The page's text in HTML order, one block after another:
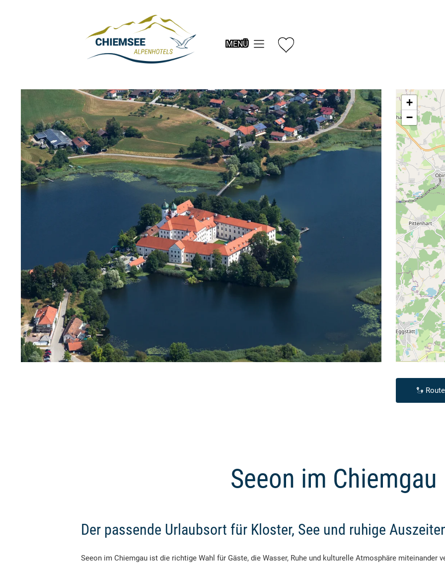
MENÜ
+
−
Seeon im Chiemgau
Der passende Urlaubsort für Kloster, See und ruhige
Seeon im Chiemgau ist die richtige Wahl für Gäste, die Wasser, Ruhe und kulturelle Atmosphäre miteinander